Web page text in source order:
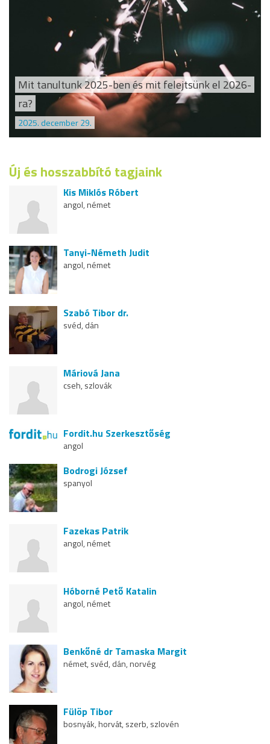
Mit tanultunk 2025-ben és mit felejtsünk el 2026-
ra?
2025. december 29.
Új és hosszabbító tagjaink
Kis Miklós Róbert
angol, német
Tanyi-Németh Judit
angol, német
Szabó Tibor dr.
svéd, dán
Máriová Jana
cseh, szlovák
Fordit.hu Szerkesztőség
angol
Bodrogi József
spanyol
Fazekas Patrik
angol, német
Hóborné Pető Katalin
angol, német
Benkőné dr Tamaska Margit
német, svéd, dán, norvég
Fülöp Tibor
bosnyák, horvát, szerb, szlovén